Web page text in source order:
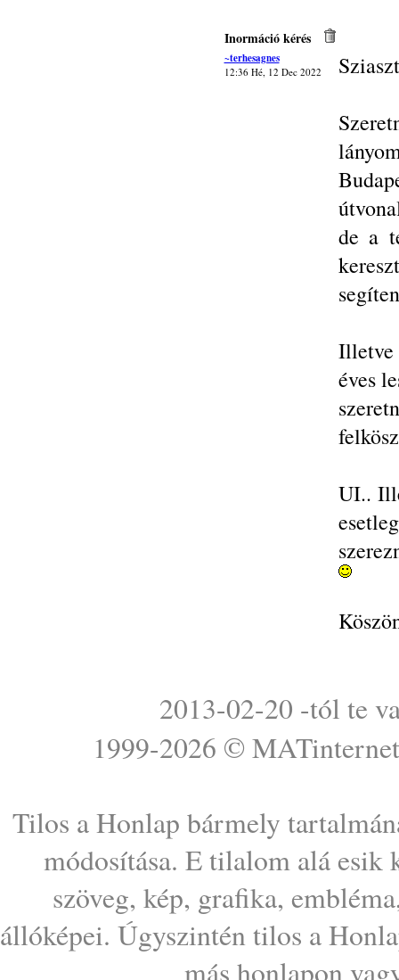
Inormáció kérés
~terhesagnes
12:36 Hé, 12 Dec 2022
de a
Illetve
éves
UI..
2013-02-20 -tól te
1999-2026 © MATinternet
Tilos a Honlap bármely
módosítása. E tilalom alá esik
szöveg, kép, grafika,
állóképei. Úgyszintén tilos a
más honlapon